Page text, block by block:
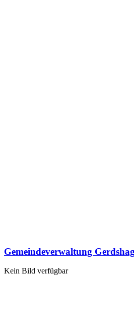
Gemeindeverwaltung
Kein Bild verfügbar